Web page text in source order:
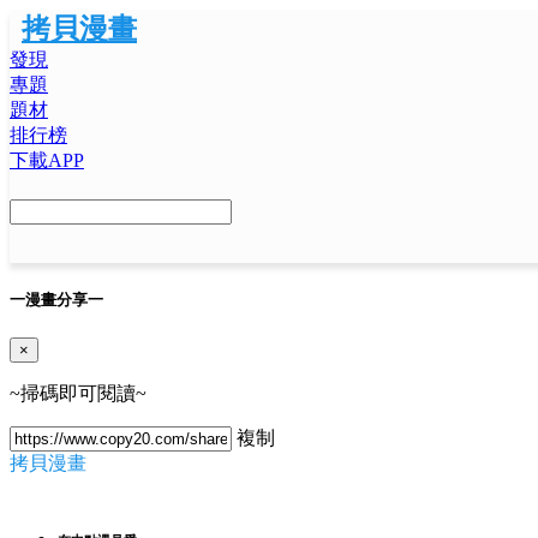
拷貝漫畫
發現
專題
題材
排行榜
下載APP
一漫畫分享一
×
~掃碼即可閱讀~
複制
拷貝漫畫